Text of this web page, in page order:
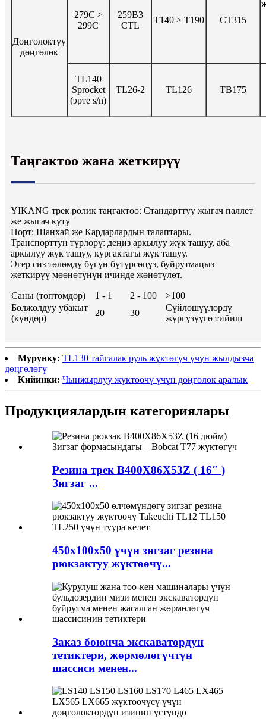
Дөңгөлөктүү
дөңгөлөк
279C >
299C
259B3
CTL
Т140 > Т190 CT315
TL140
Sprocket
(эрте s/n)
TL26-2 TL126 TB175
Таңгактоо жана жеткирүү
YIKANG трек ролик таңгактоо: Стандарттуу жыгач паллет
же жыгач куту
Порт: Шанхай же Кардарлардын талаптары.
Транспорттун түрлөрү: деңиз аркылуу жүк ташуу, аба
аркылуу жүк ташуу, кургактагы жүк ташуу.
Эгер сиз төлөмдү бүгүн бүтүрсөңүз, буйрутмаңыз
жеткирүү мөөнөтүнүн ичинде жөнөтүлөт.
Саны (топтомдор) 1 - 1 2 - 100
>100
Болжолдуу убакыт
(күндөр)
20 30
Сүйлөшүүлөрдү
жүргүзүүгө тийиш
Мурунку: TL130 тайгалак руль жүктөгүч үчүн жылдызча
дөңгөлөгү
Кийинки: Чынжырлуу жүктөөчү үчүн дөңгөлөк аралык
Продукциялардын категориялары
Резина трек B400X86X53Z ( 16″ )
Зигзаг ...
450x100x50 үчүн зигзаг резина
рюкзактуу жүктөөчү...
Заказ боюнча экскаватордун
тетиктери, жөрмөлөгүчтүн
шассиси менен...